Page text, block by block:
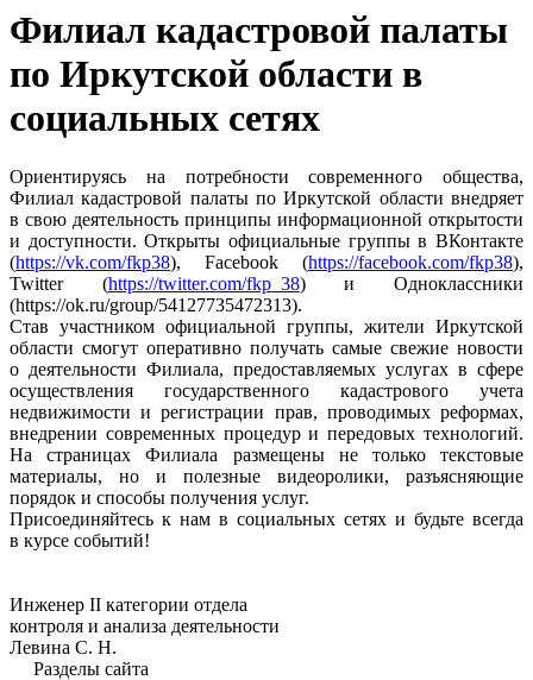
Филиал кадастровой палаты
по Иркутской области в
социальных сетях
Ориентируясь на потребности современного общества,
Филиал кадастровой палаты по Иркутской области внедряет
в свою деятельность принципы информационной открытости
и доступности. Открыты официальные группы в ВКонтакте
(https://vk.com/fkp38), Facebook (https://facebook.com/fkp38),
Twitter (https://twitter.com/fkp_38) и Одноклассники
(https://ok.ru/group/54127735472313).
Став участником официальной группы, жители Иркутской
области смогут оперативно получать самые свежие новости
о деятельности Филиала, предоставляемых услугах в сфере
осуществления государственного кадастрового учета
недвижимости и регистрации прав, проводимых реформах,
внедрении современных процедур и передовых технологий.
На страницах Филиала размещены не только текстовые
материалы, но и полезные видеоролики, разъясняющие
порядок и способы получения услуг.
Присоединяйтесь к нам в социальных сетях и будьте всегда
в курсе событий!
Инженер II категории отдела
контроля и анализа деятельности
Левина С. Н.
Разделы сайта